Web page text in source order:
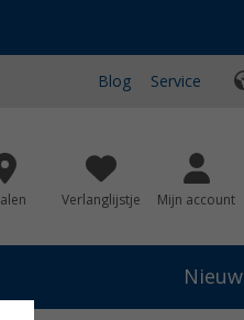
Blog Service
Verlanglijstje Mijn account
Nieuw